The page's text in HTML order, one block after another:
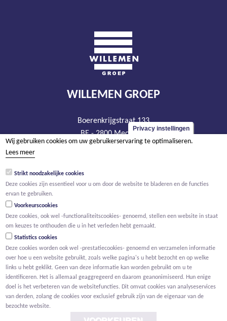
WILLEMEN GROEP
Boerenkrijgstraat 133
BE - 2800 Mechelen
tel +32 15 569 965
BTW BE 0466.256.432
Privacy instellingen
Wij gebruiken cookies om uw gebruikerservaring te optimaliseren.
Lees meer
Strikt noodzakelijke cookies
Deze cookies zijn essentieel voor u om door de website te bladeren en de functies
ervan te gebruiken.
Voorkeurscookies
Deze cookies, ook wel -functionaliteitscookies- genoemd, stellen een website in staat
om keuzes te onthouden die u in het verleden hebt gemaakt.
Statistics cookies
Deze cookies worden ook wel -prestatiecookies- genoemd en verzamelen informatie
over hoe u een website gebruikt, zoals welke pagina's u hebt bezocht en op welke
links u hebt geklikt. Geen van deze informatie kan worden gebruikt om u te
identificeren. Het is allemaal geaggregeerd en daarom geanonimiseerd. Hun enige
doel is het verbeteren van de websitefuncties. Dit omvat cookies van analyseservices
van derden, zolang de cookies voor exclusief gebruik zijn van de eigenaar van de
bezochte website.